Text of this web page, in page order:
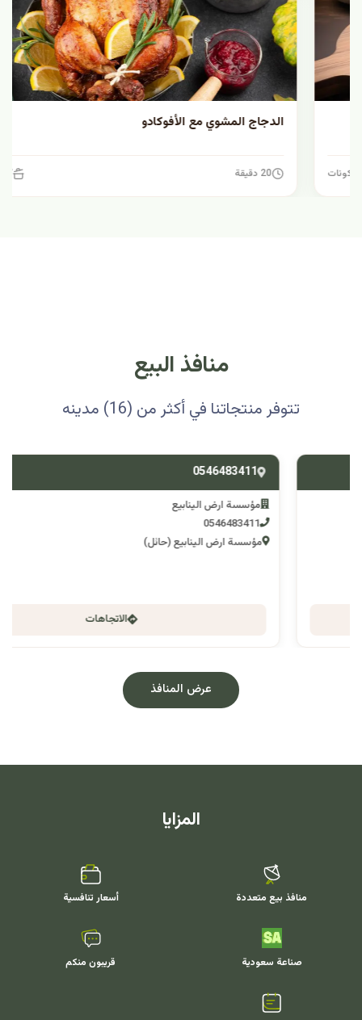
الدجاج المشوي مع الأفوكادو
منافذ البيع
تتوفر منتجاتنا في أكثر من (16) مدينه
0546483411
مؤسسة ارض الينابيع
مؤسسة ارض الينابيع (حائل)
عرض المنافذ
المزايا
منافذ بيع متعددة أسعار تنافسية
صناعة سعودية قريبون منكم